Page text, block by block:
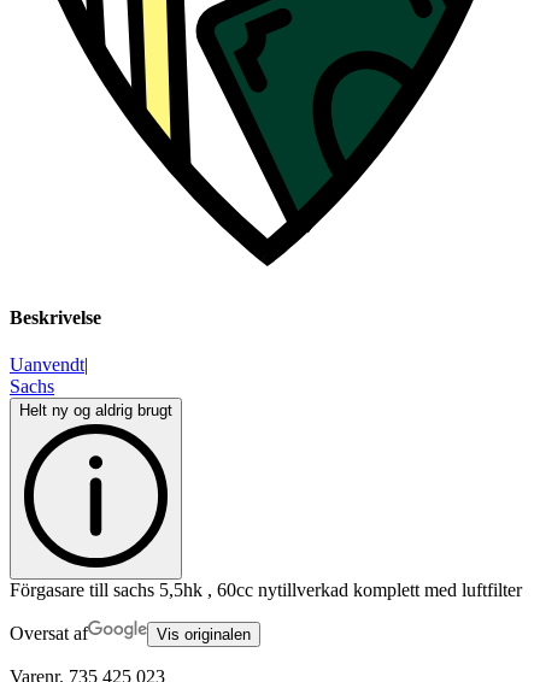
Beskrivelse
Uanvendt|
Sachs
Helt ny og aldrig brugt
Förgasare till sachs 5,5hk , 60cc nytillverkad komplett med luftfilter
Oversat af Vis originalen
Varenr. 735 425 023